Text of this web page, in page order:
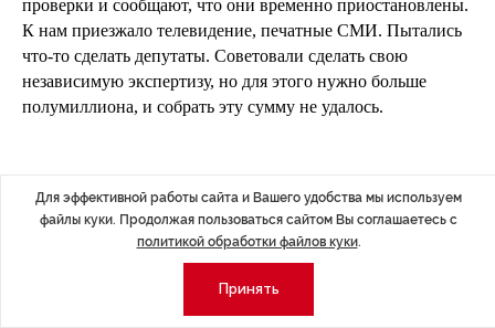
проверки и сообщают, что они временно приостановлены.
К нам приезжало телевидение, печатные СМИ. Пытались
что-то сделать депутаты. Советовали сделать свою
независимую экспертизу, но для этого нужно больше
полумиллиона, и собрать эту сумму не удалось.
На фото: проект парадной (ремонт, который обещали) – слева,
текущее состояние (ремонт, который сделали) – справа
В доме всего 35 квартир, из них первым инвестором были
выкуплены пять квартир, а потом при смене застройщика
этот процесс расселения остановился. В результате нам
Для эффективной работы сайта и Вашего удобства мы используем
файлы куки. Продолжая пользоваться сайтом Вы соглашаетесь с
политикой обработки файлов куки.
Принять